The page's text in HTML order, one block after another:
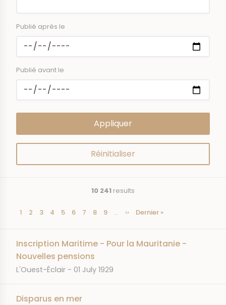
Publié après le
Publié avant le
10 241 results
Pagination
Current
1 Page
2 Page
3 Page
4 Page
5 Page
6 Page
7 Page
8 Page
9 …
Next
››
Last
Dernier »
Inscription Maritime - Pour la Mauritanie -
Nouvelles pensions
JOURNAL
L'Ouest-Éclair DATE
01 July 1929
Disparus en mer